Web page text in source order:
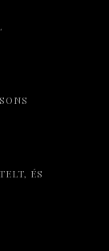
ÉS